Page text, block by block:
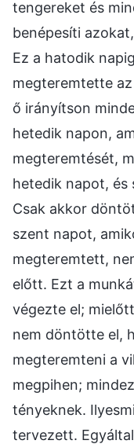
tengereket és
benépesíti
Ez a hatodik
megteremtette
ő irányítson
hetedik napon,
megteremtését,
hetedik napot,
Csak akkor
szent napot,
megteremtett,
előtt. Ezt a
végezte el;
nem döntötte el,
megteremteni a
megpihen;
tényeknek.
tervezett.